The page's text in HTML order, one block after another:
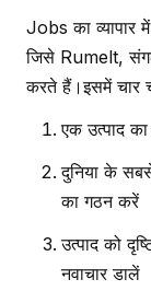
Jobs का
जिसे Rumelt,
करते हैं।इसमें चार
एक उत्पाद
दुनिया के
का गठन करें
उत्पाद को
नवाचार डालें